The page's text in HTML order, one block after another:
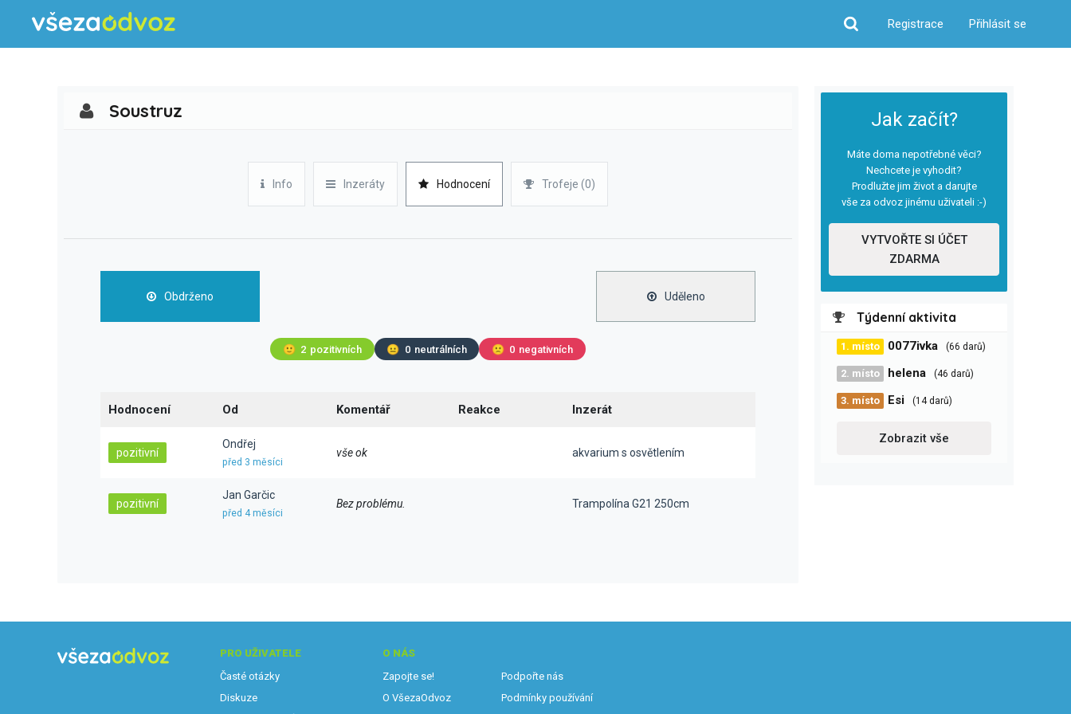
Hledat
Registrace Přihlásit se
Jak začít?
Máte doma nepotřebné věci?
Nechcete je vyhodit?
Prodlužte jim život a darujte
vše za odvoz jinému uživateli :-)
VYTVOŘTE SI ÚČET
ZDARMA
Týdenní aktivita
1. místo 0077ivka (66 darů)
2. místo helena (46 darů)
3. místo Esi (14 darů)
Zobrazit vše
Soustruz
Info Inzeráty Hodnocení Trofeje (0)
Obdrženo Uděleno
🙂 2 pozitivních 😐 0 neutrálních 🙁 0 negativních
Hodnocení Od Komentář Reakce Inzerát
pozitivní
Ondřej
před 3 měsíci
vše ok akvarium s osvětlením
pozitivní
Jan Garčic
před 4 měsíci
Bez problému. Trampolína G21 250cm
PRO UŽIVATELE
Časté otázky
Diskuze
O NÁS
Zapojte se!
O VšezaOdvoz
Podpořte nás
Podmínky používání